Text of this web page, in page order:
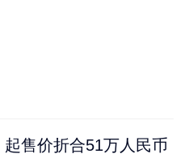
售价折合51万人民币